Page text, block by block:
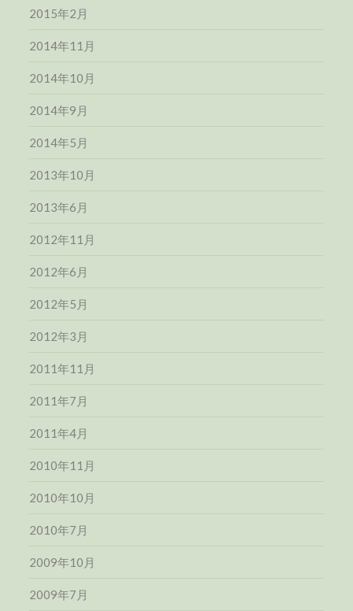
2015年2月
2014年11月
2014年10月
2014年9月
2014年5月
2013年10月
2013年6月
2012年11月
2012年6月
2012年5月
2012年3月
2011年11月
2011年7月
2011年4月
2010年11月
2010年10月
2010年7月
2009年10月
2009年7月